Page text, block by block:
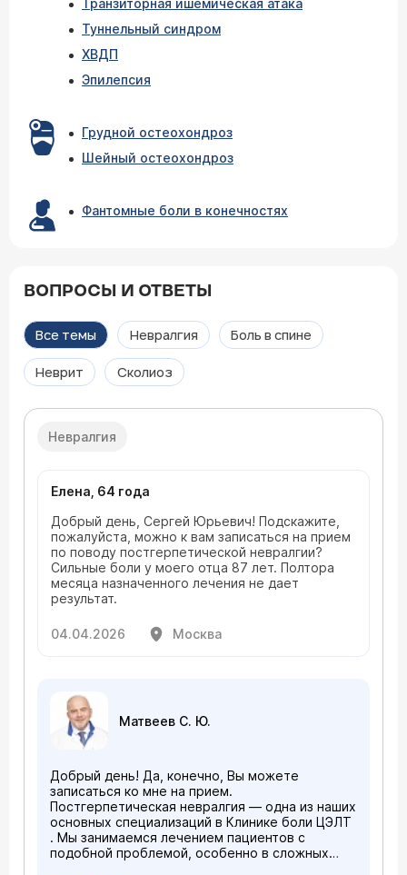
Туннельный синдром
ХВДП
Эпилепсия
Грудной остеохондроз
Шейный остеохондроз
Фантомные боли в конечностях
ВОПРОСЫ И ОТВЕТЫ
Все темы Невралгия Боль в спине
Неврит Сколиоз
Невралгия
Елена, 64 года
Добрый день, Сергей Юрьевич! Подскажите,
пожалуйста, можно к вам записаться на прием
по поводу постгерпетической невралгии?
Сильные боли у моего отца 87 лет. Полтора
месяца назначенного лечения не дает
результат.
04.04.2026 Москва
Матвеев С. Ю.
Добрый день! Да, конечно, Вы можете
записаться ко мне на прием.
Постгерпетическая невралгия — одна из наших
основных специализаций в Клинике боли ЦЭЛТ
. Мы занимаемся лечением пациентов с
подобной проблемой, особенно в сложных